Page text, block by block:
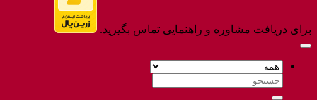
برای دریافت مشاوره و راهنمایی تماس بگیرید.
جستجو